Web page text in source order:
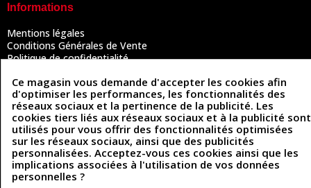
Informations
Mentions légales
Conditions Générales de Vente
Politique de confidentialité
Contactez-nous
Coordonnées
493 Chemin de Catougnac
81300 Graulhet
05 63 34 51 88
contact@cuirenstock.com
Ce magasin vous demande d'accepter les cookies afin
d'optimiser les performances, les fonctionnalités des
réseaux sociaux et la pertinence de la publicité. Les
cookies tiers liés aux réseaux sociaux et à la publicité sont
utilisés pour vous offrir des fonctionnalités optimisées
sur les réseaux sociaux, ainsi que des publicités
personnalisées. Acceptez-vous ces cookies ainsi que les
implications associées à l'utilisation de vos données
personnelles ?